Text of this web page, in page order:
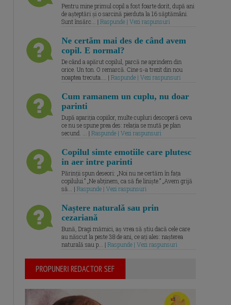
Pentru mine primul copil a fost foarte dorit, după ani
de așteptări și o sarcină pierduta la 16 săptămâni.
Sunt însărc... | Raspunde | Vezi raspunsuri
Ne certăm mai des de când avem
copil. E normal?
De când a apărut copilul, parcă ne aprindem din
orice. Un ton. O remarcă. Cine s-a trezit din nou
noaptea trecuta.... | Raspunde | Vezi raspunsuri
Cum ramanem un cuplu, nu doar
parinti
După apariția copiilor, multe cupluri descoperă ceva
ce nu se spune prea des: relația se mută pe plan
secund. ... | Raspunde | Vezi raspunsuri
Copilul simte emotiile care plutesc
in aer intre parinti
Părinții spun deseori: „Noi nu ne certăm în fața
copilului.” „Ne abținem, ca să fie liniște.” „Avem grijă
să... | Raspunde | Vezi raspunsuri
Naștere naturală sau prin
cezariană
Bună, Dragi mămici, aș vrea să știu dacă cele care
au născut la peste 38 de ani, ce ați ales: nașterea
naturală sau p... | Raspunde | Vezi raspunsuri
PROPUNERI REDACTOR SEF